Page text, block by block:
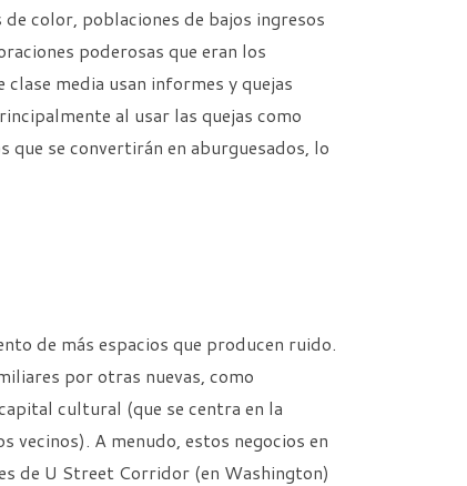
color, poblaciones de bajos ingresos
poderosas que eran los
media usan informes y quejas
al usar las quejas como
que se convertirán en aburguesados, lo
de más espacios que producen ruido.
por otras nuevas, como
cultural (que se centra en la
vecinos). A menudo, estos negocios en
de U Street Corridor (en Washington)